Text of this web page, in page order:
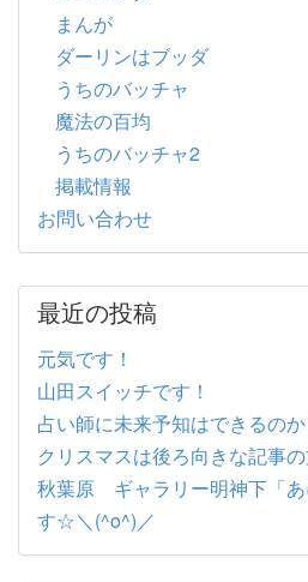
まんが
ダーリンはブッダ
うちのバッチャ
魔法の百均
うちのバッチャ2
掲載情報
お問い合わせ
最近の投稿
元気です！
山田スイッチです！
占い師に未来予知はできるのか
クリスマスは後ろ向きな記事の
秋葉原 ギャラリー明神下「あ
す☆＼(^o^)／